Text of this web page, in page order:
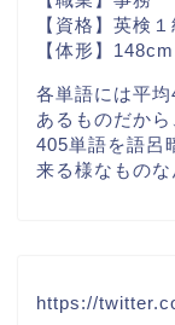
【資格】英検
【体形】
各単語には平
あるものだから
405単語を語呂
来る様なもの
https://